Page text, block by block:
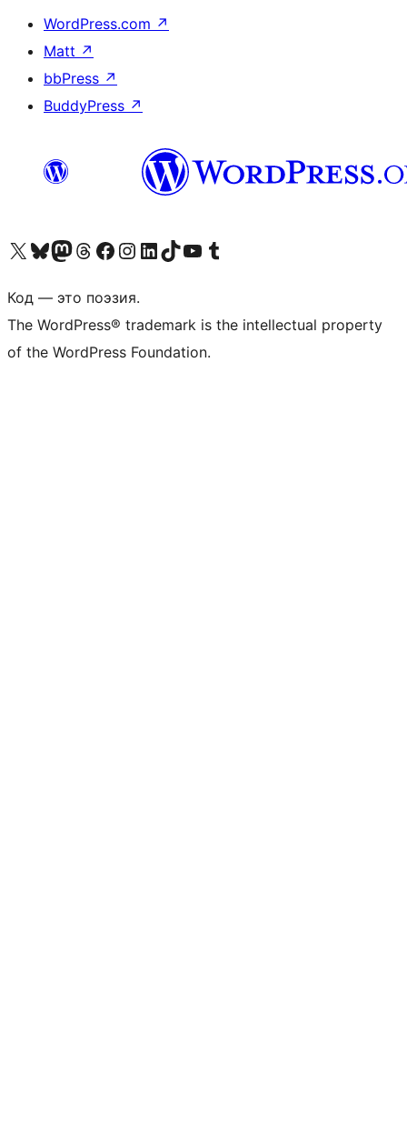
WordPress.com ↗
Matt ↗
bbPress ↗
BuddyPress ↗
Посетите нас в X (ранее Twitter)
Посетите нашу учётную запись в Bluesky
Посетите нашу ленту в Mastodon
Посетите нашу учётную запись в Threads
Посетите нашу страницу на Facebook
Посетите наш Instagram
Посетите нашу страницу в LinkedIn
Посетите нашу учётную запись в TikTok
Посетите наш канал YouTube
Посетите нашу учётную запись в Tumblr
Код — это поэзия.
The WordPress® trademark is the intellectual property
of the WordPress Foundation.